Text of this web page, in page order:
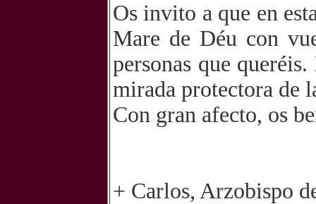
Os invito a que en
Mare de Déu con
personas que
mirada protectora de
Con gran afecto, os
+ Carlos, Arzobispo